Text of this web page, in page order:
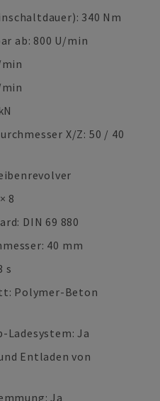
340 Nm
ab: 800 U/min
X/Z: 50 / 40
8
DIN 69 880
40 mm
s
Polymer-Beton
Ladesystem: Ja
Entladen von
Ja